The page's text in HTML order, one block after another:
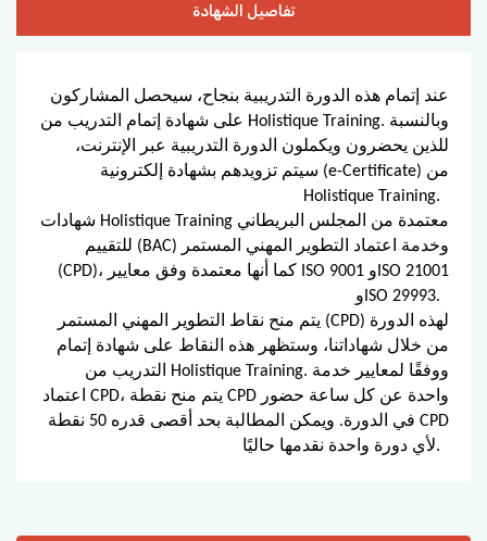
تفاصيل الشهادة
عند إتمام هذه الدورة التدريبية بنجاح، سيحصل المشاركون
على شهادة إتمام التدريب من Holistique Training. وبالنسبة
للذين يحضرون ويكملون الدورة التدريبية عبر الإنترنت،
سيتم تزويدهم بشهادة إلكترونية (e-Certificate) من
Holistique Training.
شهادات Holistique Training معتمدة من المجلس البريطاني
للتقييم (BAC) وخدمة اعتماد التطوير المهني المستمر
(CPD)، كما أنها معتمدة وفق معايير ISO 9001 وISO 21001
وISO 29993.
يتم منح نقاط التطوير المهني المستمر (CPD) لهذه الدورة
من خلال شهاداتنا، وستظهر هذه النقاط على شهادة إتمام
التدريب من Holistique Training. ووفقًا لمعايير خدمة
اعتماد CPD، يتم منح نقطة CPD واحدة عن كل ساعة حضور
في الدورة. ويمكن المطالبة بحد أقصى قدره 50 نقطة CPD
لأي دورة واحدة نقدمها حاليًا.